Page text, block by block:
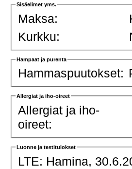
Sisäelimet yms.
Maksa:
Kurkku:
Hampaat ja purenta
Hammaspuutokset:
Allergiat ja iho-oireet
Allergiat ja iho-
oireet:
Luonne ja testitulokset
LTE: Hamina,